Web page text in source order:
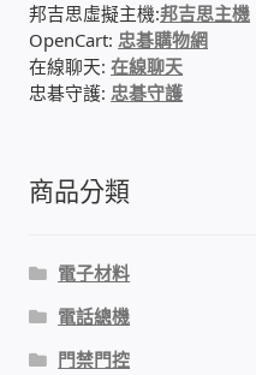
邦吉思虛擬主機:邦吉思主機
OpenCart:忠碁購物網
在線聊天:在線聊天
忠碁守護:忠碁守護
商品分類
電子材料
電話總機
門禁門控